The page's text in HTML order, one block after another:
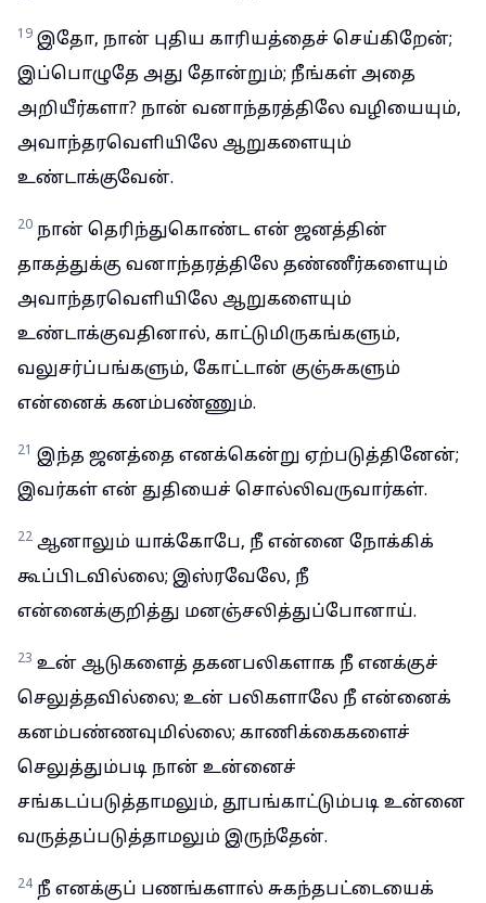
19 இதோ, நான் புதிய காரியத்தைச் செய்கிறேன்;
இப்பொழுதே அது தோன்றும்; நீங்கள் அதை
அறியீர்களா? நான் வனாந்தரத்திலே வழியையும்,
அவாந்தரவெளியிலே ஆறுகளையும்
உண்டாக்குவேன்.
20 நான் தெரிந்துகொண்ட என் ஜனத்தின்
தாகத்துக்கு வனாந்தரத்திலே தண்ணீர்களையும்
அவாந்தரவெளியிலே ஆறுகளையும்
உண்டாக்குவதினால், காட்டுமிருகங்களும்,
வலுசர்ப்பங்களும், கோட்டான் குஞ்சுகளும்
என்னைக் கனம்பண்ணும்.
21 இந்த ஜனத்தை எனக்கென்று ஏற்படுத்தினேன்;
இவர்கள் என் துதியைச் சொல்லிவருவார்கள்.
22 ஆனாலும் யாக்கோபே, நீ என்னை நோக்கிக்
கூப்பிடவில்லை; இஸ்ரவேலே, நீ
என்னைக்குறித்து மனஞ்சலித்துப்போனாய்.
23 உன் ஆடுகளைத் தகனபலிகளாக நீ எனக்குச்
செலுத்தவில்லை; உன் பலிகளாலே நீ என்னைக்
கனம்பண்ணவுமில்லை; காணிக்கைகளைச்
செலுத்தும்படி நான் உன்னைச்
சங்கடப்படுத்தாமலும், தூபங்காட்டும்படி உன்னை
வருத்தப்படுத்தாமலும் இருந்தேன்.
24 நீ எனக்குப் பணங்களால் சுகந்தபட்டையைக்